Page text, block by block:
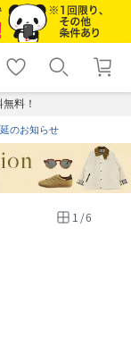
shopping_cart lock_outline
ログイン
料！
のお知らせ
1 /6